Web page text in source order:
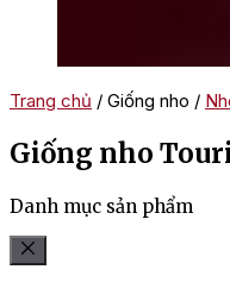
Trang chủ / Giống nho /
Giống nho
Danh mục sản phẩm